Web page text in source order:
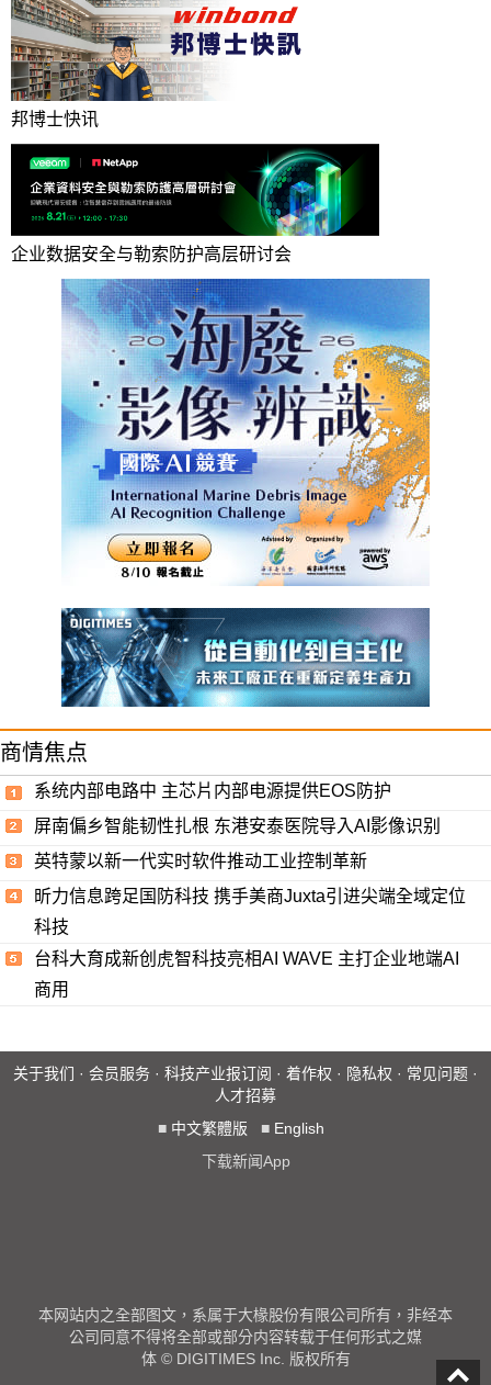
邦博士快讯
企业数据安全与勒索防护高层研讨会
商情焦点
系统内部电路中 主芯片内部电源提供EOS防护
屏南偏乡智能韧性扎根 东港安泰医院导入AI影像识别
英特蒙以新一代实时软件推动工业控制革新
昕力信息跨足国防科技 携手美商Juxta引进尖端全域定位
科技
台科大育成新创虎智科技亮相AI WAVE 主打企业地端AI
商用
关于我们 · 会员服务 · 科技产业报订阅 · 着作权 · 隐私权 · 常见问题 ·
人才招募
■ 中文繁體版 ■ English
下载新闻App
本网站内之全部图文，系属于大椽股份有限公司所有，非经本
公司同意不得将全部或部分内容转载于任何形式之媒
体 © DIGITIMES Inc. 版权所有